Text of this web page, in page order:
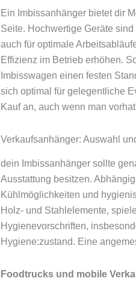
Ein Imbissanhänger bietet dir
Seite. Hochwertige Geräte
auch für optimale
Effizienz im Betrieb erhöhen.
Imbisswagen einen festen
sich optimal für gelegentliche
Kauf an, auch wenn man
Verkaufsanhänger: Auswahl
dein Imbissanhänger sollte
Ausstattung besitzen.
Kühlmöglichkeiten und
Holz- und Stahlelemente,
Hygienevorschriften,
Hygiene:zustand. Eine
Foodtrucks und mobile